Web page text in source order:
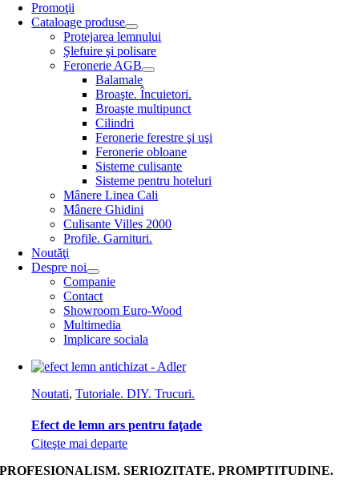
Promoţii
Cataloage produse
Protejarea lemnului
Şlefuire şi polisare
Feronerie AGB
Balamale
Broaşte. Încuietori.
Broaşte multipunct
Cilindri
Feronerie ferestre şi uşi
Feronerie obloane
Sisteme culisante
Sisteme pentru hoteluri
Mânere Linea Cali
Mânere Ghidini
Culisante Villes 2000
Profile. Garnituri.
Noutăţi
Despre noi
Companie
Contact
Showroom Euro-Wood
Multimedia
Implicare sociala
Noutati,Tutoriale. DIY. Trucuri.
Efect de lemn ars pentru faţade
Citeşte mai departe
PROFESIONALISM. SERIOZITATE. PROMPTITUDINE.